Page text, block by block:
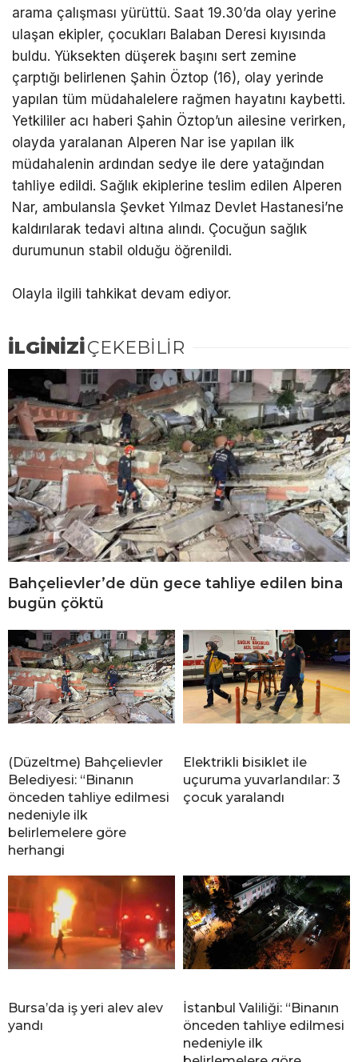
arama çalışması yürüttü. Saat 19.30’da olay yerine
ulaşan ekipler, çocukları Balaban Deresi kıyısında
buldu. Yüksekten düşerek başını sert zemine
çarptığı belirlenen Şahin Öztop (16), olay yerinde
yapılan tüm müdahalelere rağmen hayatını kaybetti.
Yetkililer acı haberi Şahin Öztop’un ailesine verirken,
olayda yaralanan Alperen Nar ise yapılan ilk
müdahalenin ardından sedye ile dere yatağından
tahliye edildi. Sağlık ekiplerine teslim edilen Alperen
Nar, ambulansla Şevket Yılmaz Devlet Hastanesi’ne
kaldırılarak tedavi altına alındı. Çocuğun sağlık
durumunun stabil olduğu öğrenildi.
Olayla ilgili tahkikat devam ediyor.
İLGİNİZİÇEKEBİLİR
Bahçelievler’de dün gece tahliye edilen bina
bugün çöktü
(Düzeltme) Bahçelievler
Belediyesi: “Binanın
önceden tahliye edilmesi
nedeniyle ilk
belirlemelere göre
herhangi
Elektrikli bisiklet ile
uçuruma yuvarlandılar: 3
çocuk yaralandı
Bursa’da iş yeri alev alev
yandı
İstanbul Valiliği: “Binanın
önceden tahliye edilmesi
nedeniyle ilk